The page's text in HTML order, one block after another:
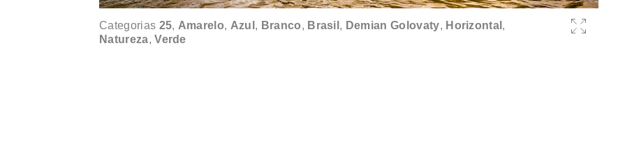
Categorias 25, Amarelo, Azul , Branco, Brasil , Demian Golovaty, Horizontal ,
Natureza,Verde